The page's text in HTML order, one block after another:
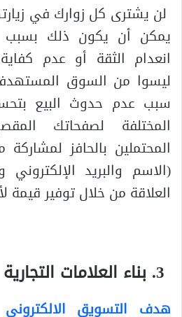
لن يشترى كل زوارك في
يمكن أن يكون ذلك بسبب
انعدام الثقة أو عدم
ليسوا من السوق
سبب عدم حدوث البيع
المختلفة لصفحاتك
المحتملين بالحافز
(الاسم والبريد
العلاقة من خلال توفير قيمة
بناء العلامات التجارية
هدف التسويق الالكتروني